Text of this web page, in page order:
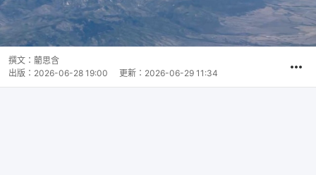
撰文： 藺思含
出版： 2026-06-28 19:00 更新： 2026-06-29 11:34